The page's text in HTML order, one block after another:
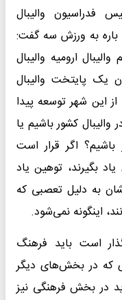
فدراسیون والیبال
باره به ورزش سه گفت:
ارومیه والیبال
یک پایتخت والیبال
از این شهر توسعه پیدا
کشور باشیم یا
اگر قرار است
بگیرند، توهین یاد
به دلیل تعصبی که
اینگونه نمی‌شود.
است باید فرهنگ
که در بخش‌های دیگر
در بخش فرهنگی نیز